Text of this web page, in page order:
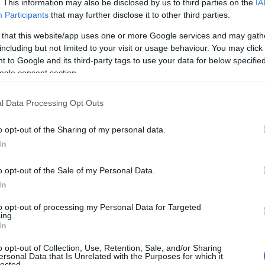
This information may also be disclosed by us to third parties on the
Participants that may further disclose it to other third parties.
that this website/app uses one or more Google services and may
but not limited to your visit or usage behaviour. You may
to Google and its third-party tags to use your data for below
consent section.
Data Processing Opt Outs
opt-out of the Sharing of my personal data.
opt-out of the Sale of my Personal Data.
opt-out of processing my Personal Data for Targeted
opt-out of Collection, Use, Retention, Sale, and/or Sharing
Data that Is Unrelated with the Purposes for which it
στην πρώτη ήττα της έπειτα από 19
ηΧάποελ Τελ Αβίβέφυγε με το «διπλό» από το
να τελειώνουν τη δουλειά για την ομάδα του
της 31ης αγωνιστικής, η Αρμάνι επιβλήθηκε της